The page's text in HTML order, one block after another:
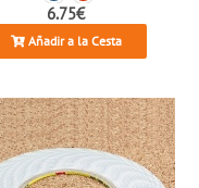
6.75€
Añadir a la Cesta